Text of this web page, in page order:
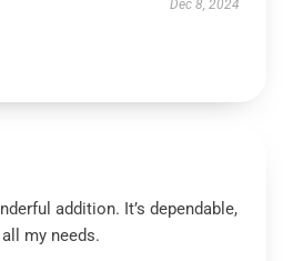
Dec 8, 2024
addition. It’s dependable,
my needs.